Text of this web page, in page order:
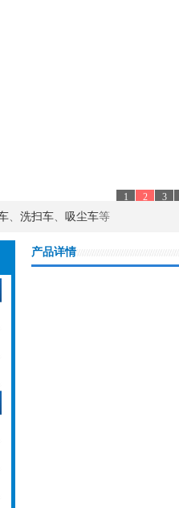
3
2
1
、 洗扫车、 吸尘车等
产品详情